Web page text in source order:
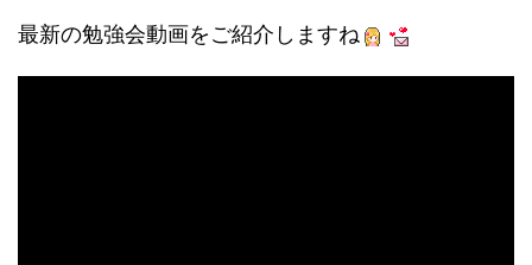
最新の勉強会動画をご紹介しますね